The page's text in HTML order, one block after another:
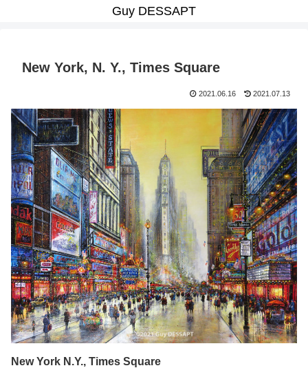
Guy DESSAPT
New York, N. Y., Times Square
2021.06.16 2021.07.13
New York N.Y., Times Square